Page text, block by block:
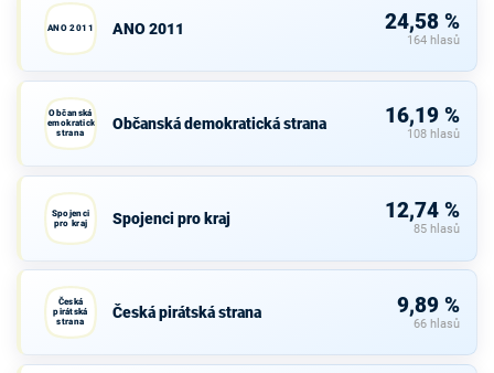
ANO 2011 ANO 2011 24,58 %
164 hlasů
Občanská
demokratická
strana
Občanská demokratická strana 16,19 %
108 hlasů
Spojenci
pro kraj
Spojenci pro kraj 12,74 %
85 hlasů
Česká
pirátská
strana
Česká pirátská strana 9,89 %
66 hlasů